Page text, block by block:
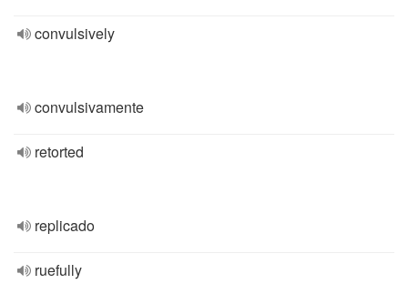
convulsively
convulsivamente
retorted
replicado
ruefully